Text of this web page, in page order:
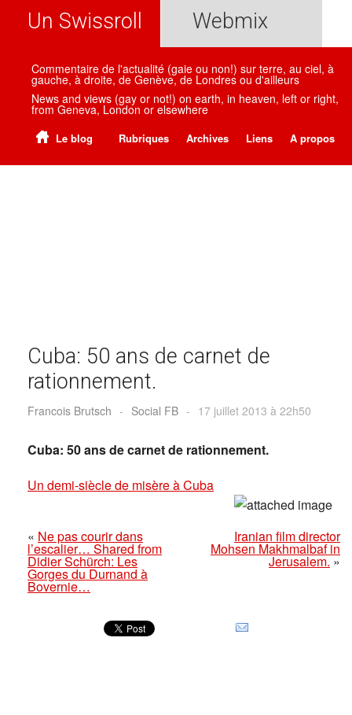
Un Swissroll Webmix
Commentaire de l'actualité (gaie ou non!) sur terre, au ciel, à
gauche, à droite, de Genève, de Londres ou d'ailleurs
News and views (gay or not!) on earth, in heaven, left or right,
from Geneva, London or elsewhere
Le blog Rubriques Archives Liens A propos
Cuba: 50 ans de carnet de
rationnement.
Francois Brutsch - Social FB - 17 juillet 2013 à 22h50
Cuba: 50 ans de carnet de rationnement.
Un demi-siècle de misère à Cuba
« Ne pas courir dans
l’escalier… Shared from
Didier Schürch: Les
Gorges du Durnand à
Bovernie…
Iranian film director
Mohsen Makhmalbaf in
Jerusalem.»